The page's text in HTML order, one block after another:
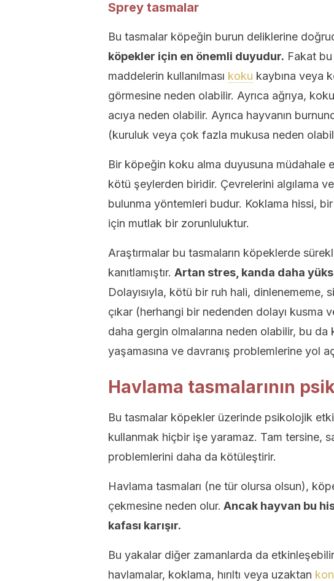
Sprey tasmalar
Bu tasmalar köpeğin burun deliklerine
köpekler için en önemli duyudur. Fakat
maddelerin kullanılması koku kaybına veya
görmesine neden olabilir. Ayrıca ağrıya,
acıya neden olabilir. Ayrıca hayvanın
(kuruluk veya çok fazla mukusa neden
Bir köpeğin koku alma duyusuna müdahale
kötü şeylerden biridir. Çevrelerini algılama
bulunma yöntemleri budur. Koklama hissi,
için mutlak bir zorunluluktur.
Araştırmalar bu tasmaların köpeklerde
kanıtlamıştır. Artan stres, kanda daha
Dolayısıyla, kötü bir ruh hali, dinlenememe,
çıkar (herhangi bir nedenden dolayı kusma
daha gergin olmalarına neden olabilir, bu
yaşamasına ve davranış problemlerine yol
Havlama tasmalarının
Bu tasmalar köpekler üzerinde psikolojik
kullanmak hiçbir işe yaramaz. Tam tersine,
problemlerini daha da kötüleştirir.
Havlama tasmaları (ne tür olursa olsun),
çekmesine neden olur. Ancak hayvan bu
kafası karışır.
Bu yakalar diğer zamanlarda da
havlamalar, koklama, hırıltı veya uzaktan